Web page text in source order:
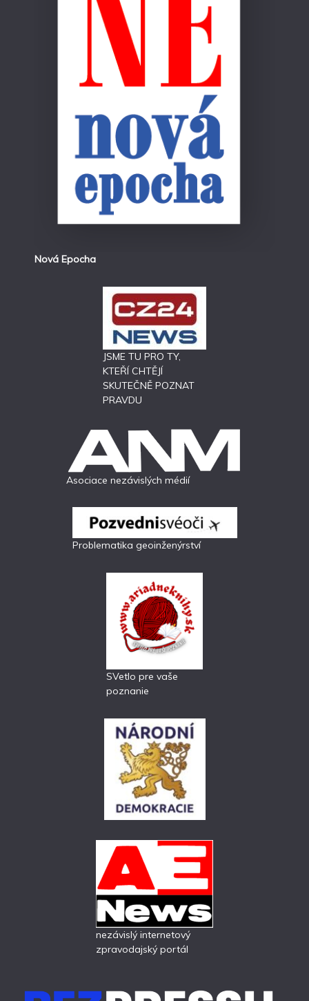
Nová Epocha
JSME TU PRO TY,
KTEŘÍ CHTĚJÍ
SKUTEČNĚ POZNAT
PRAVDU
Asociace nezávislých médií
Problematika geoinženýrství
SVetlo pre vaše
poznanie
nezávislý internetový
zpravodajský portál